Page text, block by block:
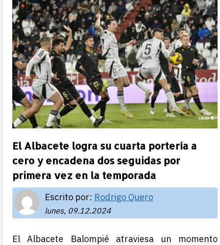
El Albacete logra su cuarta portería a
cero y encadena dos seguidas por
primera vez en la temporada
Escrito por: Rodrigo Quero
lunes, 09.12.2024
El Albacete Balompié atraviesa un momento